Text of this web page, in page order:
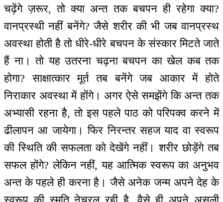
चढ़ेंगे ज़रूर, तो क्या अन्त तक बचपन ही रहेगा क्या?
वानप्रस्थी नहीं बनेंगे? जैसे शरीर की भी जब वानप्रस्थ
अवस्था होती है तो धीरे-धीरे बचपन के संस्कार मिटते जाते
हैं ना। तो यह उतरना चढ़ना बचपन का खेल कब तक
होगा? साक्षात्कार मूर्त तब बनेंगे जब आकार में होते
निराकार अवस्था में होंगे। अगर ऐसे समझेंगे कि अन्त तक
अभ्यासी रहना है, तो इस पहले पाठ को परिपक्व करने में
ढीलापन आ जायेगा। फिर निरन्तर सहज याद वा स्वरूप
की स्थिति की सफलता को देखेंगे नहीं। शरीर छोड़ेंगे तब
सफल होंगे? लेकिन नहीं, यह आत्मिक स्वरूप का अनुभव
अन्त के पहले ही करना है। जैसे अनेक जन्म अपने देह के